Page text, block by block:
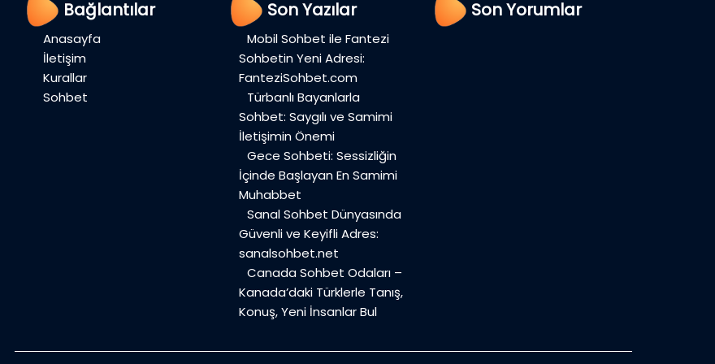
Bağlantılar
Anasayfa
İletişim
Kurallar
Sohbet
Son Yazılar
Mobil Sohbet ile Fantezi
Sohbetin Yeni Adresi:
FanteziSohbet.com
Türbanlı Bayanlarla
Sohbet: Saygılı ve Samimi
İletişimin Önemi
Gece Sohbeti: Sessizliğin
İçinde Başlayan En Samimi
Muhabbet
Sanal Sohbet Dünyasında
Güvenli ve Keyifli Adres:
sanalsohbet.net
Canada Sohbet Odaları –
Kanada’daki Türklerle Tanış,
Konuş, Yeni İnsanlar Bul
Son Yorumlar